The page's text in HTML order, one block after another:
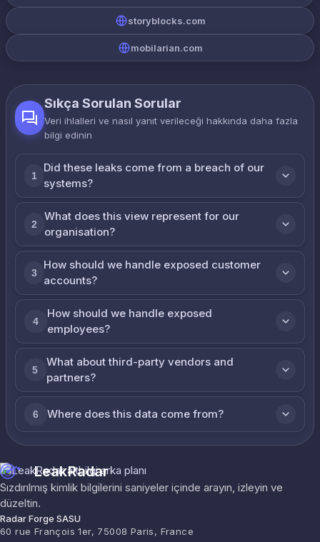
storyblocks.com
mobilarian.com
Sıkça Sorulan Sorular
Veri ihlalleri ve nasıl yanıt verileceği hakkında daha fazla
bilgi edinin
1
Did these leaks come from a breach of our
systems?
2
What does this view represent for our
organisation?
3
How should we handle exposed customer
accounts?
4
How should we handle exposed
employees?
5
What about third-party vendors and
partners?
6 Where does this data come from?
LeakRadar
Sızdırılmış kimlik bilgilerini saniyeler içinde arayın, izleyin ve
düzeltin.
Radar Forge SASU
60 rue François 1er, 75008 Paris, France